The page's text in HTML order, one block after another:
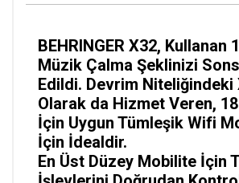
BEHRINGER X32,
Müzik Çalma Şeklinizi
Edildi. Devrim
Olarak da Hizmet Veren,
İçin Uygun Tümleşik Wifi
İçin İdealdir.
En Üst Düzey Mobilite İçin